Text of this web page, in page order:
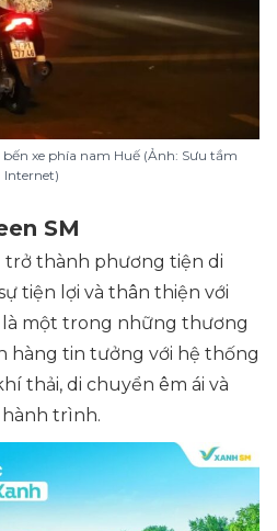
xe phía nam Huế (Ảnh: Sưu tầm
Internet)
SM
trở thành phương tiện di
tiện lợi và thân thiện với
là một trong những thương
hàng tin tưởng với hệ thống
thải, di chuyển êm ái và
trình.